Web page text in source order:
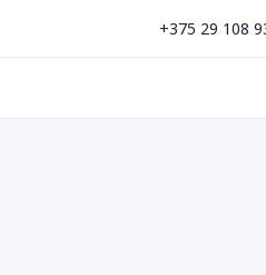
+375 29 108